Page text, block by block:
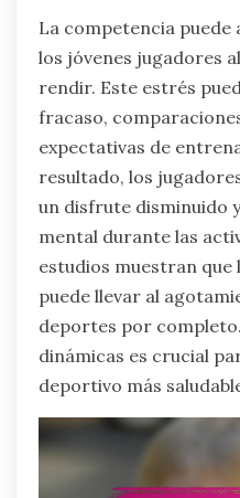
La competencia puede
los jóvenes jugadores
rendir. Este estrés
fracaso,
expectativas de
resultado, los
un disfrute disminuido
mental durante las
estudios muestran que
puede llevar al
deportes por
dinámicas es crucial
deportivo más